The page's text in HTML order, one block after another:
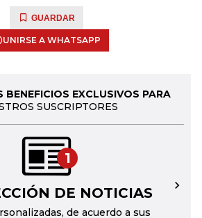
GUARDAR
UNIRSE A WHATSAPP
EXCLUSIVOS PARA
SUSCRIPTORES
1
DE NOTICIAS
de acuerdo a sus
→